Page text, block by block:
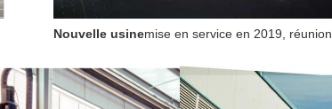
Nouvelle usinemise en service en 2019, réunion